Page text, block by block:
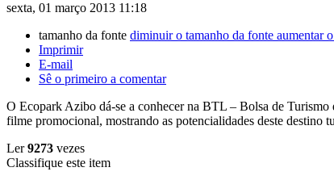
sexta, 01 março 2013 11:18
tamanho da fonte diminuir o tamanho da fonte aumentar
Imprimir
E-mail
Sê o primeiro a comentar
O Ecopark Azibo dá-se a conhecer na BTL – Bolsa de Turismo
filme promocional, mostrando as potencialidades deste destino
Ler9273 vezes
Classifique este item